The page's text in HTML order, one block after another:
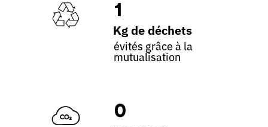
1
Kg de déchets
évités grâce à la
mutualisation
0